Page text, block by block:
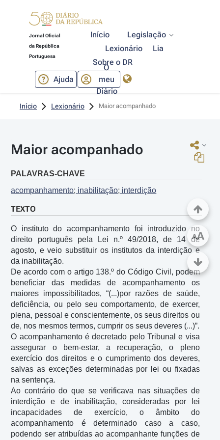
Jornal Oficial
da República
Portuguesa
Início
Legislação
Lexionário
Lia
Sobre o DR
Ajuda
O
meu
Diário
Início Lexionário Maior acompanhado
Maior acompanhado
PALAVRAS-CHAVE
acompanhamento; inabilitação; interdição
TEXTO
O instituto do acompanhamento foi introduzido no
direito português pela Lei n.º 49/2018, de 14 de
agosto, e veio substituir os institutos da interdição e
da inabilitação.
De acordo com o artigo 138.º do Código Civil, podem
beneficiar das medidas de acompanhamento os
maiores impossibilitados, “(...)por razões de saúde,
deficiência, ou pelo seu comportamento, de exercer,
plena, pessoal e conscientemente, os seus direitos ou
de, nos mesmos termos, cumprir os seus deveres (...)”.
O acompanhamento é decretado pelo Tribunal e visa
assegurar o bem-estar, a recuperação, o pleno
exercício dos direitos e o cumprimento dos deveres,
salvas as exceções determinadas por lei ou fixadas
na sentença.
Ao contrário do que se verificava nas situações de
interdição e de inabilitação, consideradas por lei
incapacidades de exercício, o âmbito do
acompanhamento é determinado caso a caso,
podendo ser atribuídas ao acompanhante funções de
AA